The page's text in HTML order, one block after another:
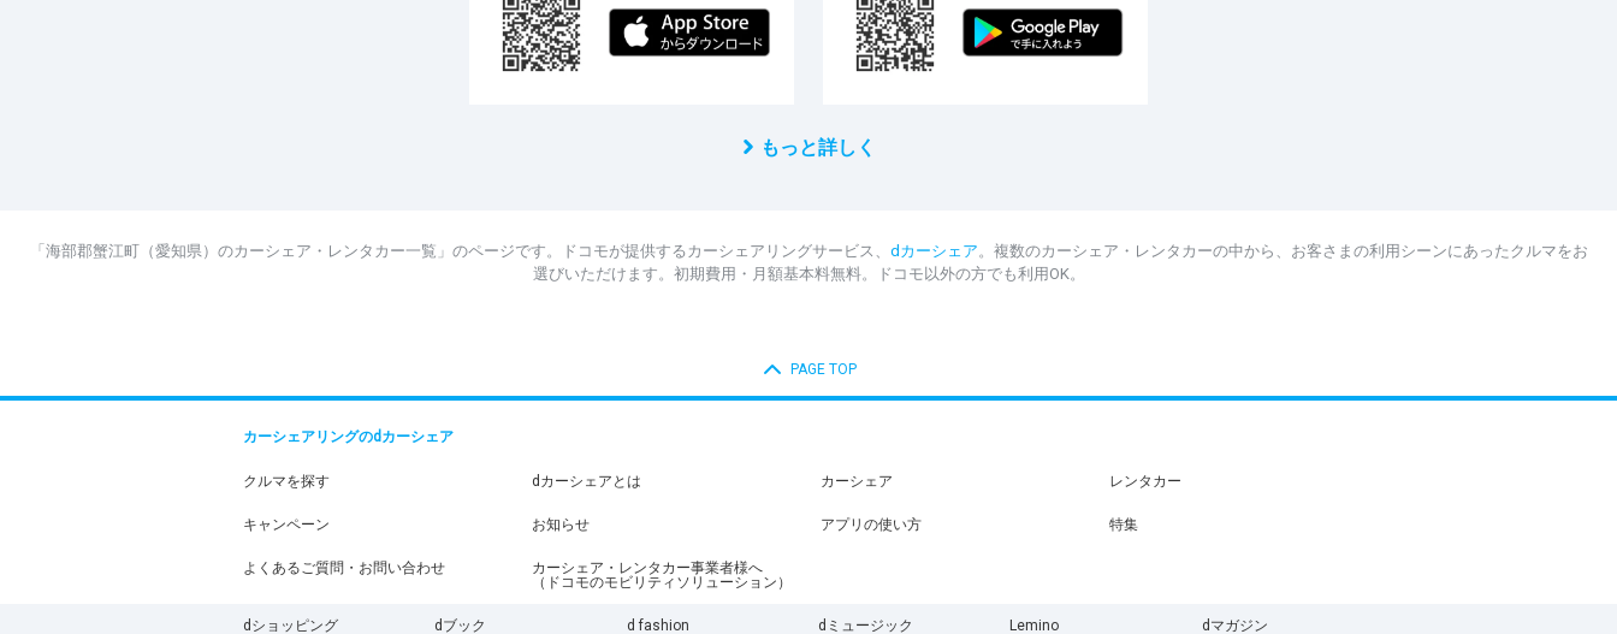
もっと詳しく
「海部郡蟹江町（愛知県）のカーシェア・レンタカー一覧」のページです。ドコモが提供するカーシェアリングサービス、 dカーシェア。複数のカーシェア・レンタカーの中から、お客さまの利用シーンにあったクルマをお
選びいただけます。初期費用・月額基本料無料。ドコモ以外の方でも利用OK。
PAGE TOP
カーシェアリングのdカーシェア
クルマを探す dカーシェアとは カーシェア レンタカー
キャンペーン お知らせ アプリの使い方 特集
よくあるご質問・お問い合わせ
カーシェア・レンタカー事業者様へ
（ドコモのモビリティソリューション）
dショッピング dブック d fashion dミュージック Lemino dマガジン